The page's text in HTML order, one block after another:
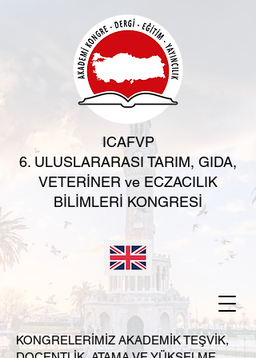
ICAFVP
6. ULUSLARARASI TARIM, GIDA,
VETERİNER ve ECZACILIK
BİLİMLERİ KONGRESİ
KONGRELERİMİZ AKADEMİK TEŞVİK,